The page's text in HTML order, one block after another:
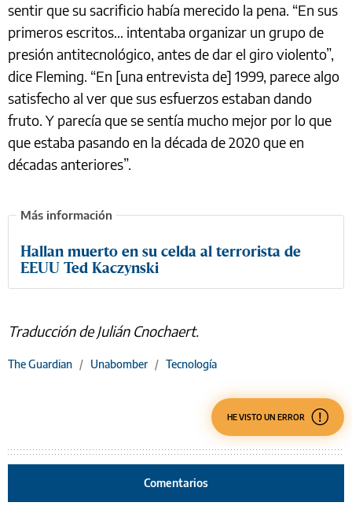
sentir que su sacrificio había merecido la pena. “En sus
primeros escritos… intentaba organizar un grupo de
presión antitecnológico, antes de dar el giro violento”,
dice Fleming. “En [una entrevista de] 1999, parece algo
satisfecho al ver que sus esfuerzos estaban dando
fruto. Y parecía que se sentía mucho mejor por lo que
que estaba pasando en la década de 2020 que en
décadas anteriores”.
Hallan muerto en su celda al terrorista de
EEUU Ted Kaczynski
Traducción de Julián Cnochaert.
The Guardian / Unabomber / Tecnología
HE VISTO UN ERROR
Comentarios